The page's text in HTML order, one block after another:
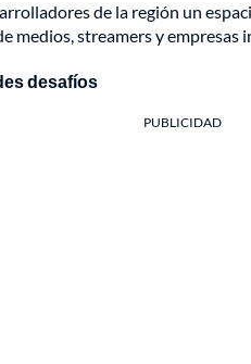
de la región un
medios, streamers y empresas
desafíos
PUBLICIDAD